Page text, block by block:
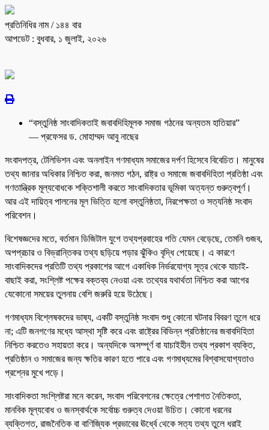
প্রতিনিধির নাম/ ১৪৪ বার
আপডেট : বুধবার, ১ জুলাই, ২০২৬
“বস্তুনিষ্ঠ সাংবাদিকতাই জবাবদিহিমূলক সমাজ গঠনের অন্যতম হাতিয়ার”
— প্রফেসর ড. মোহাম্মদ আবু নাছের
সংবাদপত্র, টেলিভিশন এবং অনলাইন গণমাধ্যম সমাজের দর্পণ হিসেবে বিবেচিত। মানুষের
তথ্য জানার অধিকার নিশ্চিত করা, জনমত গঠন, রাষ্ট্র ও সমাজে জবাবদিহিতা প্রতিষ্ঠা এবং
গণতান্ত্রিক মূল্যবোধকে শক্তিশালী করতে সাংবাদিকতার ভূমিকা অত্যন্ত গুরুত্বপূর্ণ।
আর এই দায়িত্ব পালনের মূল ভিত্তি হলো বস্তুনিষ্ঠতা, নিরপেক্ষতা ও সত্যনিষ্ঠ সংবাদ
পরিবেশন।
বিশেষজ্ঞদের মতে, বর্তমান ডিজিটাল যুগে তথ্যপ্রবাহের গতি যেমন বেড়েছে, তেমনি গুজব,
অপপ্রচার ও বিভ্রান্তিকর তথ্য ছড়িয়ে পড়ার ঝুঁকিও বৃদ্ধি পেয়েছে। এ কারণে
সাংবাদিকদের প্রতিটি তথ্য প্রকাশের আগে একাধিক নির্ভরযোগ্য সূত্র থেকে যাচাই-
বাছাই করা, সংশ্লিষ্ট পক্ষের বক্তব্য নেওয়া এবং তথ্যের যথার্থতা নিশ্চিত করা আগের
যেকোনো সময়ের তুলনায় বেশি জরুরি হয়ে উঠেছে।
গণমাধ্যম বিশ্লেষকদের ভাষ্য, একটি বস্তুনিষ্ঠ সংবাদ শুধু কোনো ঘটনার বিবরণ তুলে ধরে
না; এটি জনগণের মধ্যে আস্থা সৃষ্টি করে এবং রাষ্ট্রের বিভিন্ন প্রতিষ্ঠানের জবাবদিহিতা
নিশ্চিত করতেও সহায়তা করে। অন্যদিকে অসম্পূর্ণ বা যাচাইহীন তথ্য প্রকাশ ব্যক্তি,
প্রতিষ্ঠান ও সমাজের জন্য ক্ষতির কারণ হতে পারে এবং গণমাধ্যমের বিশ্বাসযোগ্যতাও
প্রশ্নের মুখে পড়ে।
সাংবাদিকতা সংশ্লিষ্টরা মনে করেন, সংবাদ পরিবেশনের ক্ষেত্রে পেশাগত নৈতিকতা,
মানবিক মূল্যবোধ ও জনস্বার্থকে সর্বোচ্চ গুরুত্ব দেওয়া উচিত। কোনো ধরনের
ব্যক্তিগত, রাজনৈতিক বা বাণিজ্যিক প্রভাবের ঊর্ধ্বে থেকে সত্য তথ্য তুলে ধরাই